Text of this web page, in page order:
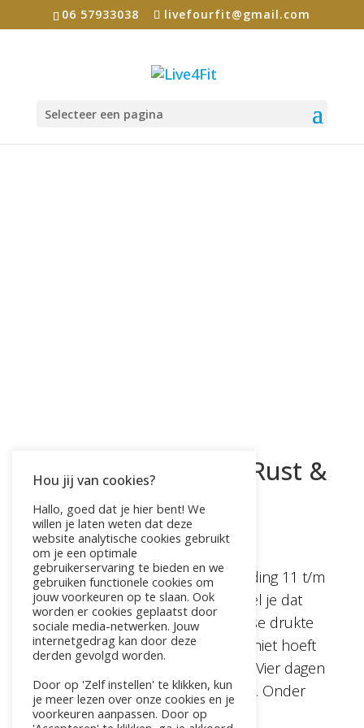
06 57933038 livefourfit@gmail.com
Selecteer een pagina
Vrouwenweekend Rust &
Verbinding
doorPauline|jul 4, 2026
Vrouwenweekend Rust & Verbinding 11 t/m
14 juni 2027 | Málaga, Spanje Voel je dat
het tijd is om even uit de dagelijkse drukte
te stappen? Vier dagen waarin je niet hoeft
te zorgen, plannen of presteren. Vier dagen
waarin er voor jou wordt gezorgd. Onder
de...
Hou jij van cookies?
Hallo, goed dat je hier bent! We
willen je laten weten dat deze
website analytische cookies gebruikt
om je een optimale
gebruikerservaring te bieden en we
gebruiken functionele cookies om
jouw voorkeuren op te slaan. Ook
worden er cookies geplaatst door
sociale media-netwerken. Jouw
internetgedrag kan door deze
derden gevolgd worden.
Door op 'Zelf instellen' te klikken, kun
je meer lezen over onze cookies en je
voorkeuren aanpassen. Door op